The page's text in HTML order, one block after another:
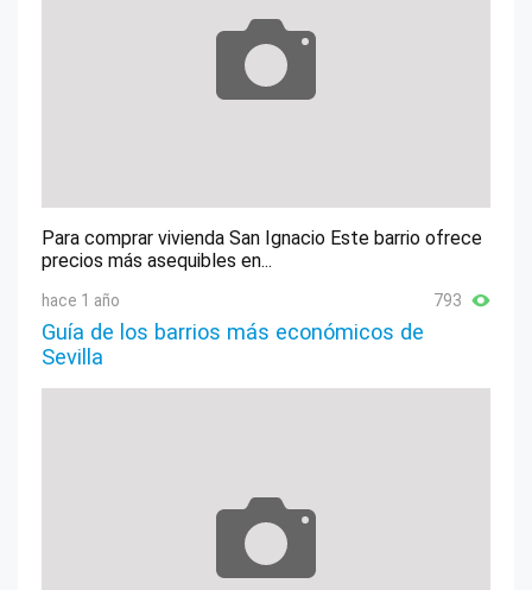
Para comprar vivienda San Ignacio Este barrio ofrece
precios más asequibles en...
hace 1 año 793
Guía de los barrios más económicos de
Sevilla